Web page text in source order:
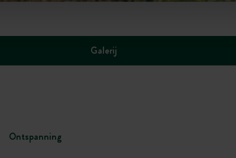
Galerij
Ontspanning